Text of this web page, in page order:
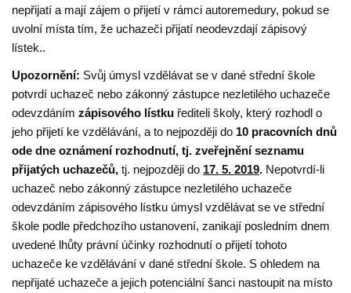
nepřijatí a mají zájem o přijetí v rámci autoremedury, pokud se
uvolní místa tím, že uchazeči přijatí neodevzdají zápisový
lístek..
Upozornění: Svůj úmysl vzdělávat se v dané střední škole
potvrdí uchazeč nebo zákonný zástupce nezletilého uchazeče
odevzdánímzápisového lístku řediteli školy, který rozhodl o
jeho přijetí ke vzdělávání, a to nejpozději do 10 pracovních dnů
ode dne oznámení rozhodnutí, tj. zveřejnění seznamu
přijatých uchazečů,tj. nejpozději do 17. 5. 2019. Nepotvrdí-li
uchazeč nebo zákonný zástupce nezletilého uchazeče
odevzdáním zápisového lístku úmysl vzdělávat se ve střední
škole podle předchozího ustanovení, zanikají posledním dnem
uvedené lhůty právní účinky rozhodnutí o přijetí tohoto
uchazeče ke vzdělávání v dané střední škole. S ohledem na
nepřijaté uchazeče a jejich potenciální šanci nastoupit na místo